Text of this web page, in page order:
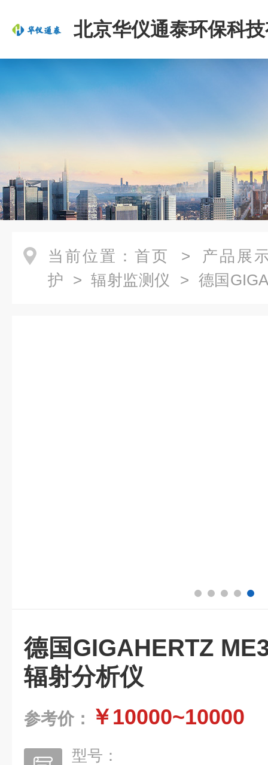
北京华仪通泰环保科
司
当前位置： 首页 > 产品展
护 > 辐射监测仪 > 德国
德国GIGAHERTZ
辐射分析仪
参考价： ￥10000~10000
型号：